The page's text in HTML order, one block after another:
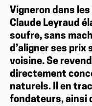
Vigneron dans
Claude Leyraud
soufre, sans
d’aligner ses prix
voisine. Se
directement
naturels. Il en
fondateurs, ainsi